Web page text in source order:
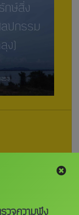
กษ์สิ่ง
ปกรรม
ง)
าติและ
วจความพึง